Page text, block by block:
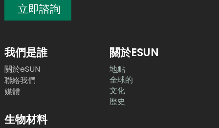
立即諮詢
我們是誰
關於eSUN
聯絡我們
媒體
關於ESUN
地點
全球的
文化
歷史
生物材料